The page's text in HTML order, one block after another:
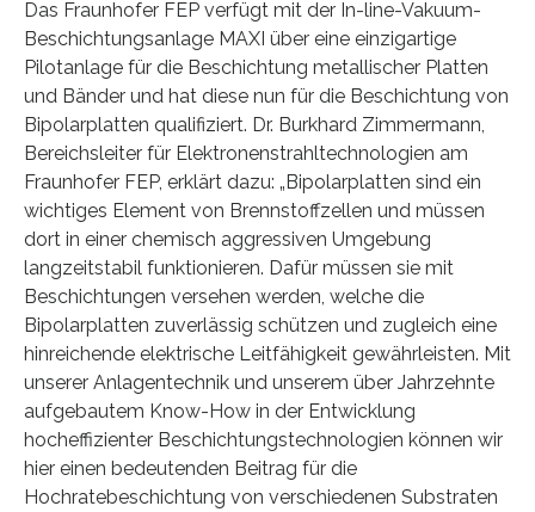
Das Fraunhofer FEP verfügt mit der In-line-Vakuum-
Beschichtungsanlage MAXI über eine einzigartige
Pilotanlage für die Beschichtung metallischer Platten
und Bänder und hat diese nun für die Beschichtung von
Bipolarplatten qualifiziert. Dr. Burkhard Zimmermann,
Bereichsleiter für Elektronenstrahltechnologien am
Fraunhofer FEP, erklärt dazu: „Bipolarplatten sind ein
wichtiges Element von Brennstoffzellen und müssen
dort in einer chemisch aggressiven Umgebung
langzeitstabil funktionieren. Dafür müssen sie mit
Beschichtungen versehen werden, welche die
Bipolarplatten zuverlässig schützen und zugleich eine
hinreichende elektrische Leitfähigkeit gewährleisten. Mit
unserer Anlagentechnik und unserem über Jahrzehnte
aufgebautem Know-How in der Entwicklung
hocheffizienter Beschichtungstechnologien können wir
hier einen bedeutenden Beitrag für die
Hochratebeschichtung von verschiedenen Substraten